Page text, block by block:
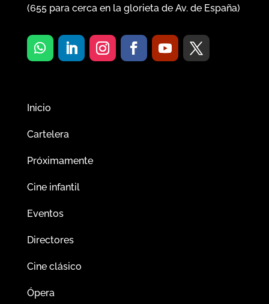
(655para cerca en la glorieta de Av. de España)
Inicio
Cartelera
Próximamente
Cine infantil
Eventos
Directores
Cine clásico
Ópera